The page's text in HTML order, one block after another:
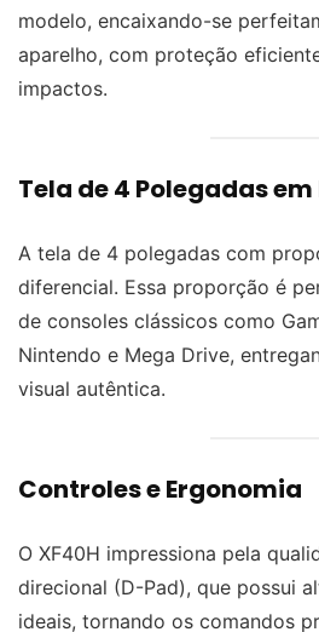
modelo, encaixando-se
aparelho, com proteção
impactos.
Tela de 4 Polegadas em
A tela de 4 polegadas com
diferencial. Essa proporção é
de consoles clássicos como
Nintendo e Mega Drive,
visual autêntica.
Controles e Ergonomia
O XF40H impressiona pela
direcional (D-Pad), que possui
ideais, tornando os comandos